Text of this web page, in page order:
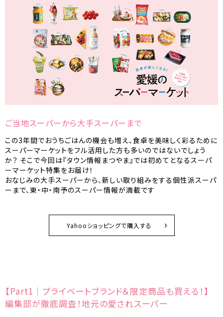
ご当地スーパーから大手スーパーまで
この3年間でおうちごはんの機会も増え、食卓を美味しく彩るために
スーパーマーケットをフル活用した方も多いのではないでしょう
か？ そこで今回は『タウン情報まつやま』では初めてとなるスーパ
ーマーケット特集をお届け！
おなじみの大手スーパーから、新しい取り組みをする個性派スーパ
ーまで、東・中・南予のスーパー情報が満載です
Yahooショッピングで購入する
【Part1｜プライベートブランド＆限定商品も買える！】
編集部が徹底調査！地元の愛されスーパー